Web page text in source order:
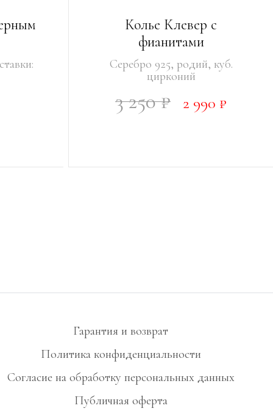
Колье Клевер с
фианитами
Серебро 925, родий, куб.
цирконий
3 250 ₽ 2 990 ₽
Гарантия и возврат
Политика конфиденциальности
Согласие на обработку персональных данных
Публичная оферта